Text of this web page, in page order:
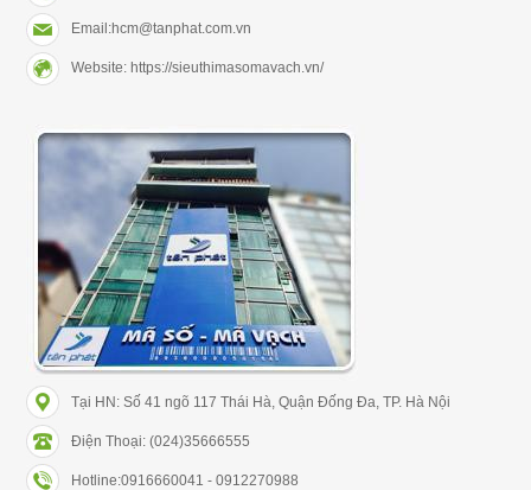
Email:hcm@tanphat.com.vn
Website: https://sieuthimasomavach.vn/
Tại HN: Số 41 ngõ 117 Thái Hà, Quận Đống Đa, TP. Hà Nội
Điện Thoại: (024)35666555
Hotline:0916660041 - 0912270988